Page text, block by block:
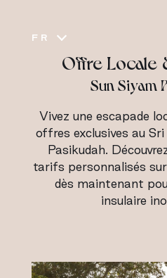
FR
Offre Locale
Sun Siyam
Vivez une escapade
offres exclusives au
Pasikudah.
tarifs personnalisés
dès maintenant
insulaire